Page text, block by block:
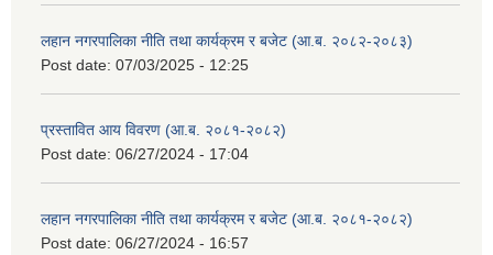
लहान नगरपालिका नीति तथा कार्यक्रम र बजेट (आ.ब. २०८२-२०८३)
Post date: 07/03/2025 - 12:25
प्रस्तावित आय विवरण (आ.ब. २०८१-२०८२)
Post date: 06/27/2024 - 17:04
लहान नगरपालिका नीति तथा कार्यक्रम र बजेट (आ.ब. २०८१-२०८२)
Post date: 06/27/2024 - 16:57